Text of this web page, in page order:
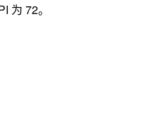
为 72。